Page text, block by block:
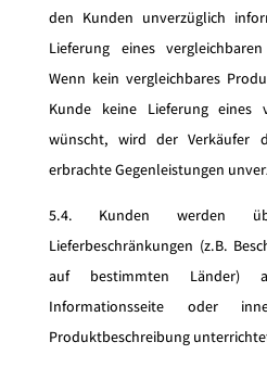
den Kunden unverzüglich
Lieferung eines
Wenn kein vergleichbares
Kunde keine Lieferung eines
wünscht, wird der Verkäufer
erbrachte Gegenleistungen
5.4. Kunden werden
Lieferbeschränkungen (z.B.
auf bestimmten Länder)
Informationsseite oder
Produktbeschreibung